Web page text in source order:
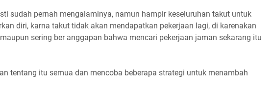
sudah pernah mengalaminya, namun hampir keseluruhan takut untuk
diri, karna takut tidak akan mendapatkan pekerjaan lagi, di karenakan
sering ber anggapan bahwa mencari pekerjaan jaman sekarang itu
tentang itu semua dan mencoba beberapa strategi untuk menambah